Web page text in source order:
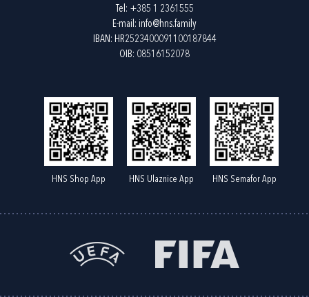
Tel: +385 1 2361555
E-mail: info@hns.family
IBAN: HR2523400091100187844
OIB: 08516152078
HNS Shop App HNS Ulaznice App HNS Semafor App